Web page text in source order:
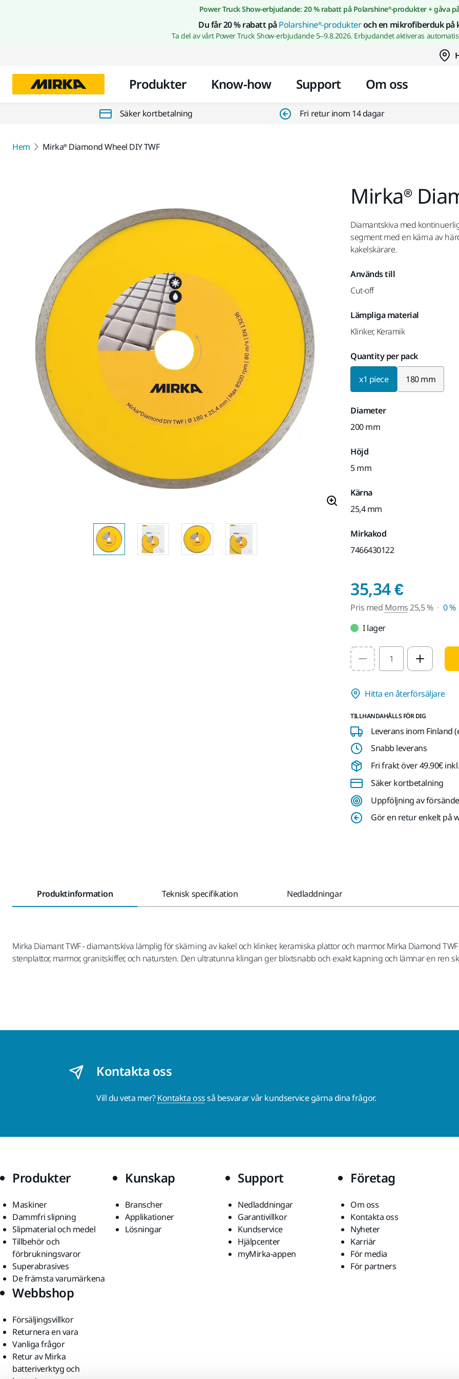
Gå till innehållet
Power Truck Show-erbjudande: 20 % rabatt på Polarshine®-produkter + gåva
Du får 20 % rabatt påPolarshine®-produkteroch en mikrofiberduk på
Ta del av vårt Power Truck Show-erbjudande 5–9.8.2026. Erbjudandet aktiveras
Produkter Know-how Support Om oss
Säker kortbetalning Fri retur inom 14 dagar
Hem Mirka® Diamond Wheel DIY TWF
Mirka®
Diamantskiva med
segment med en kärna av
kakelskärare.
Används till
Cut-off
Lämpliga material
Klinker, Keramik
Quantity per pack
x1 piece 180 mm
Diameter
200 mm
Höjd
5 mm
Kärna
25,4 mm
Mirkakod
7466430122
35,34 €Pris
Pris med Moms25,5 %
0 %
I lager
Select quantity value
Hitta en återförsäljare
TILLHANDAHÅLLS FÖR DIG
Leverans inom Finland
Snabb leverans
Fri frakt över 49.90€
Säker kortbetalning
Uppföljning av
Gör en retur enkelt på
Produktinformation Teknisk specifikation Nedladdningar
Mirka Diamant TWF - diamantskiva lämplig för skärning av kakel och klinker, keramiska plattor och marmor. Mirka Diamond
stenplattor, marmor, granitskiffer, och natursten. Den ultratunna klingan ger blixtsnabb och exakt kapning och lämnar en ren
Kontakta oss
Vill du veta mer?Kontakta ossså besvarar vår kundservice gärna dina frågor.
Produkter
Maskiner
Dammfri slipning
Slipmaterial och medel
Tillbehör och
förbrukningsvaror
Superabrasives
De främsta varumärkena
Kunskap
Branscher
Applikationer
Lösningar
Support
Nedladdningar
Garantivillkor
Kundservice
Hjälpcenter
myMirka-appen
Företag
Om oss
Kontakta oss
Nyheter
Karriär
För media
För partners
Webbshop
Försäljingsvillkor
Returnera en vara
Vanliga frågor
Retur av Mirka
batteriverktyg och